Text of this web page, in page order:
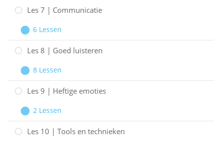
gedrag
6
Omgaan
met:
Les 7 | Communicatie
Uitbreiden
Les
7
Communicatie
6 Lessen
Les 8 | Goed luisteren
Uitbreiden
Les
8
Goed
luisteren
8 Lessen
Les 9 | Heftige emoties
Uitbreiden
Les
9
2 Lessen
Les 10 | Tools en technieken